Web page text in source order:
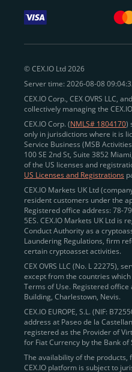
© CEX.IO Ltd 2026
Server time: 2026-08-08
CEX.IO Corp., CEX OVRS LLC,
collectively managing the
CEX.IO Corp. (NMLS# 1804170)
only in jurisdictions where it is
Service Business (MSB
100 SE 2nd St, Suite 3852
of the US licenses and
US Licenses and Registrations
CEX.IO Markets UK Ltd
resident customers under the
Registered office address: 78-
5ES. CEX.IO Markets UK Ltd is
Conduct Authority as a
Laundering Regulations, firm
certain cryptoasset activities.
CEX OVRS LLC (No. L 22275),
except from the countries
Terms of Use. Registered office
Building, Charlestown, Nevis.
CEX.IO EUROPE, S.L. (NIF:
address at Paseo de la
registered as the Provider of
for Fiat Currency by the Bank of
The availability of the products,
CEX.IO platform is subject to